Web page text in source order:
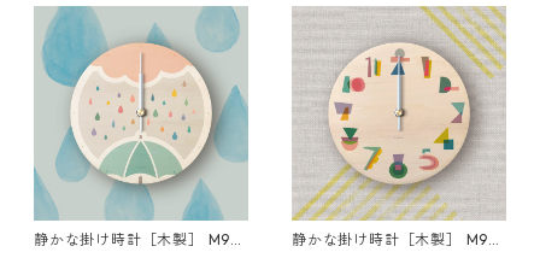
静かな掛け時計［木製］ M90
静かな掛け時計［木製］ M90